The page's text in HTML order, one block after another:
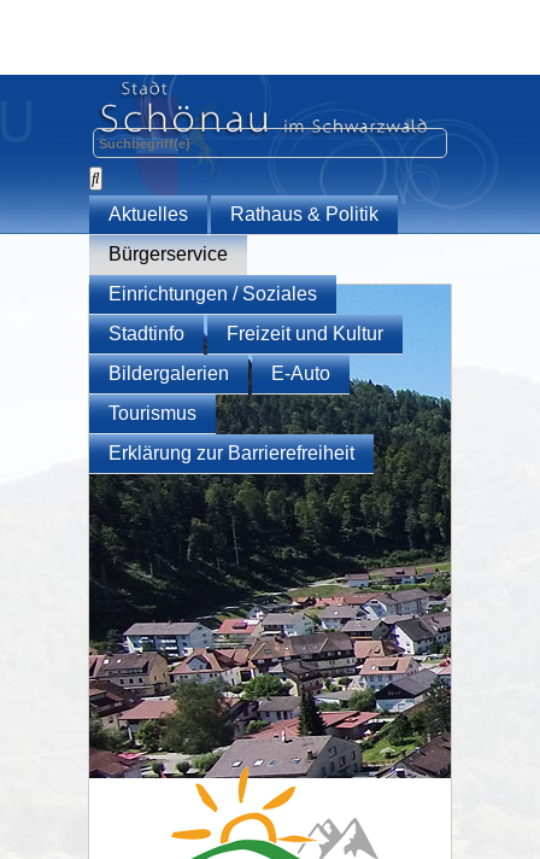
Aktuelles
Rathaus & Politik
Bürgerservice
Einrichtungen / Soziales
Stadtinfo
Freizeit und Kultur
Bildergalerien
E-Auto
Tourismus
Erklärung zur Barrierefreiheit